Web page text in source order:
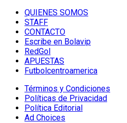
QUIENES SOMOS
STAFF
CONTACTO
Escribe en Bolavip
RedGol
APUESTAS
Futbolcentroamerica
Términos y Condiciones
Políticas de Privacidad
Política Editorial
Ad Choices